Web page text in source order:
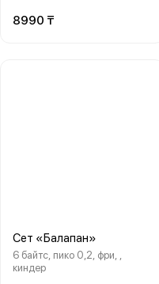
8990 ₸
Сет «Балапан»
6 байтс, пико 0,2, фри, ,
киндер